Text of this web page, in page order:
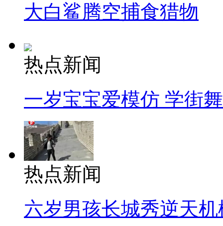
大白鲨腾空捕食猎物
热点新闻
一岁宝宝爱模仿 学街
热点新闻
六岁男孩长城秀逆天机